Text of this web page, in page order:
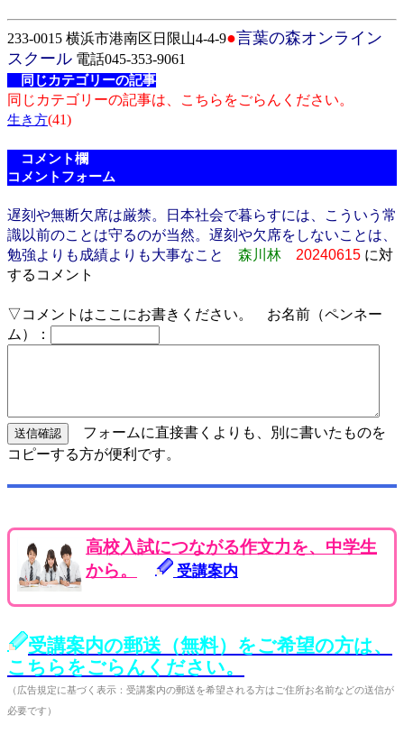
233-0015 横浜市港南区日限山4-4-9●言葉の森オンライン
スクール 電話045-353-9061
同じカテゴリーの記事
同じカテゴリーの記事は、こちらをごらんください。
生き方(41)
コメント欄
コメントフォーム
遅刻や無断欠席は厳禁。日本社会で暮らすには、こういう常
識以前のことは守るのが当然。遅刻や欠席をしないことは、
勉強よりも成績よりも大事なこと
森川林 20240615 に対
するコメント
▽コメントはここにお書きください。 お名前（ペンネー
ム）：
フォームに直接書くよりも、別に書いたものを
コピーする方が便利です。
高校入試につながる作文力を、中学生
から。
受講案内
受講案内の郵送（無料）をご希望の方は、
こちらをごらんください。
（広告規定に基づく表示：受講案内の郵送を希望される方はご住所お名前などの送信が
必要です）